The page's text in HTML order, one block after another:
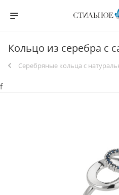
Кольцо из серебра с
Серебряные кольца с
f